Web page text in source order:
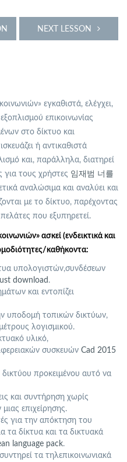
NEXT LESSON
εγκαθιστά, ελέγχει,
επικοινωνίας
στο δίκτυο και
ή αντικαθιστά
και, παράλληλα, διατηρεί
για τους χρήστες 임재범 너를
αναλώσιμα και αναλύει και
με το δίκτυο, παρέχοντας
που εξυπηρετεί.
ασκεί (ενδεικτικά και
καθήκοντα:
υπολογιστών,συνδέσεων
download .
και εντοπίζει
υποδομή τοπικών δικτύων,
λογισμικού.
υλικό,
συσκευών Cad 2015
προκειμένου αυτό να
και συντήρηση χωρίς
επιχείρησης.
για την απόκτηση του
τα δίκτυα και τα δικτυακά
language pack.
τα τηλεπικοινωνιακά